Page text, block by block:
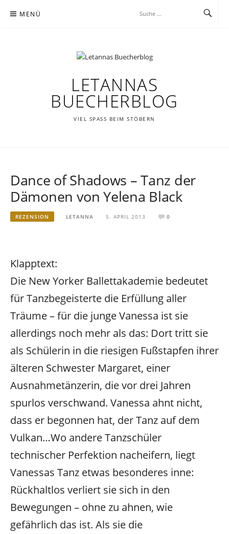
Inhalt MENÜ
LETANNAS
BUECHERBLOG
VIEL SPASS BEIM STÖBERN
Dance of Shadows – Tanz der
Dämonen von Yelena Black
REZENSION LETANNA 5. APRIL 2013 0
Klapptext:
Die New Yorker Ballettakademie bedeutet
für Tanzbegeisterte die Erfüllung aller
Träume – für die junge Vanessa ist sie
allerdings noch mehr als das: Dort tritt sie
als Schülerin in die riesigen Fußstapfen ihrer
älteren Schwester Margaret, einer
Ausnahmetänzerin, die vor drei Jahren
spurlos verschwand. Vanessa ahnt nicht,
dass er begonnen hat, der Tanz auf dem
Vulkan…Wo andere Tanzschüler
technischer Perfektion nacheifern, liegt
Vanessas Tanz etwas besonderes inne:
Rückhaltlos verliert sie sich in den
Bewegungen – ohne zu ahnen, wie
gefährlich das ist. Als sie die